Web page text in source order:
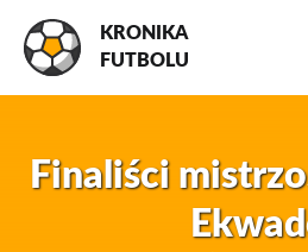
KRONIKA
FUTBOLU
Finaliści